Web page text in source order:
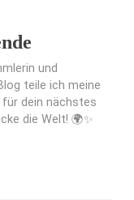
und
teile ich meine
für dein nächstes
die Welt! 🌍✨